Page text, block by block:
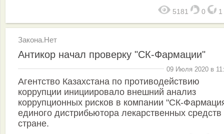
5181 0 1
Закона.Нет
Антикор начал проверку "СК-Фармации"
09 Июля 2020 в
Агентство Казахстана по противодействию
коррупции инициировало внешний анализ
коррупционных рисков в компании "СК-
единого дистрибьютора лекарственных средств
стране.